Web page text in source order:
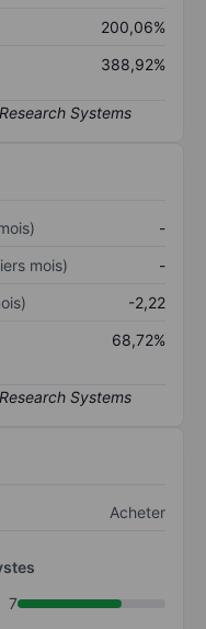
200,06%
388,92%
-
mois)
-
-2,22
68,72%
Acheter
7